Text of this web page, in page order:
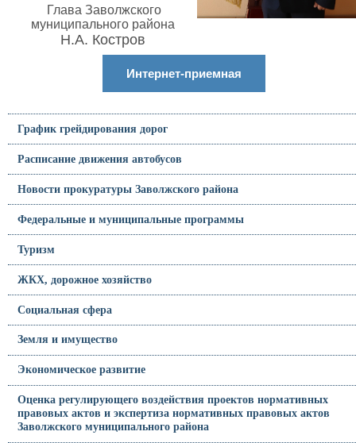
Глава Заволжского
муниципального района
Н.А. Костров
Интернет-приемная
График грейдирования дорог
Расписание движения автобусов
Новости прокуратуры Заволжского района
Федеральные и муниципальные программы
Туризм
ЖКХ, дорожное хозяйство
Социальная сфера
Земля и имущество
Экономическое развитие
Оценка регулирующего воздействия проектов нормативных
правовых актов и экспертиза нормативных правовых актов
Заволжского муниципального района